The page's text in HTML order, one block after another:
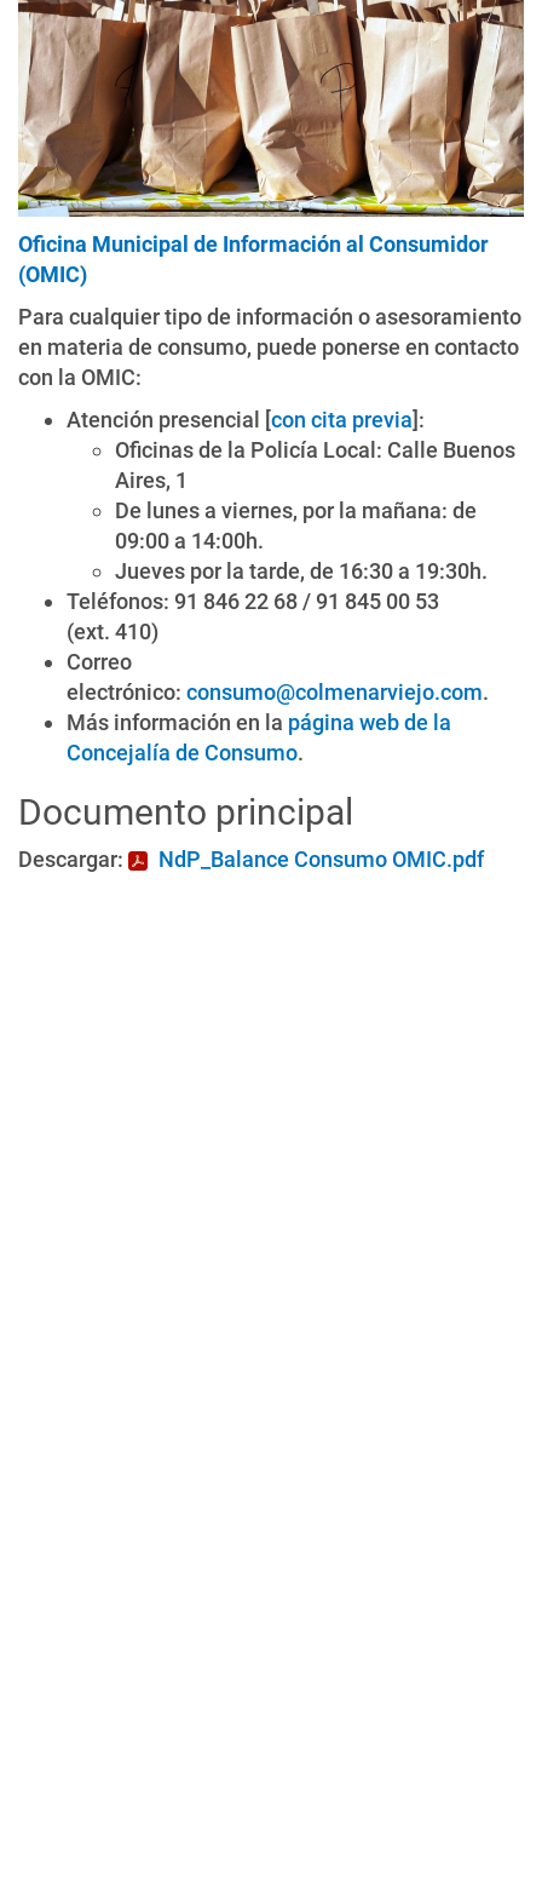
Oficina Municipal de Información al Consumidor
(OMIC)
Para cualquier tipo de información o asesoramiento
en materia de consumo, puede ponerse en contacto
con la OMIC:
Atención presencial [con cita previa]:
Oficinas de la Policía Local: Calle Buenos
Aires, 1
De lunes a viernes, por la mañana: de
09:00 a 14:00h.
Jueves por la tarde, de 16:30 a 19:30h.
Teléfonos: 91 846 22 68 / 91 845 00 53
(ext. 410)
Correo
electrónico: consumo@colmenarviejo.com.
Más información en la página web de la
Concejalía de Consumo.
Documento principal
Descargar: NdP_Balance Consumo OMIC.pdf